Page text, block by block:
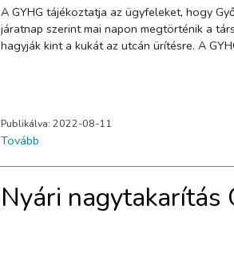
A GYHG tájékoztatja az ügyfeleket, hogy Győr Ménfőcsanakon a Vadvirág, a Málna, a Szeder, Cseresznyés és Epres utcákban
járatnap szerint mai napon megtörténik a társasházak és közületek kukáinak ürítése. A szolgáltató kéri, hogy az említett utcákban
hagyják kint a kukát az utcán
Publikálva: 2022-08-11
Tovább
Nyári nagytakarítás